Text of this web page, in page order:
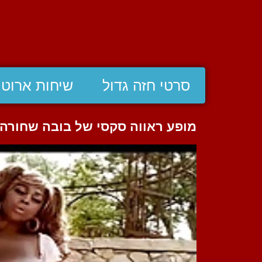
סרטי חזה גדול שיחות
מופע ראווה סקסי של בובה